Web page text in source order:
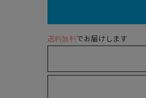
送料無料 でお届けします